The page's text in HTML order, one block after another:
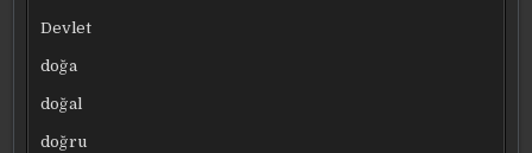
Devlet
doğa
doğal
doğru